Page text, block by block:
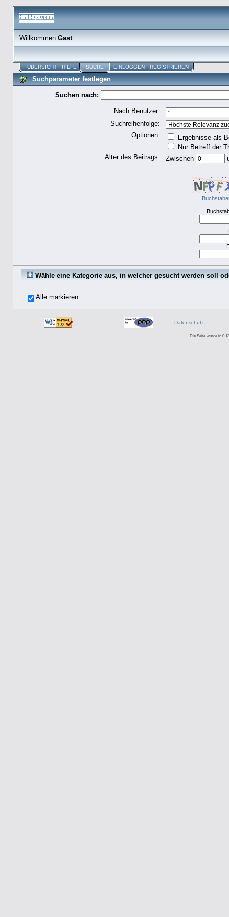
WillkommenGast
ÜBERSICHT HILFE SUCHE EINLOGGEN REGISTRIEREN
Suchparameter festlegen
Suchen nach:
Nach Benutzer:
Suchreihenfolge:
Optionen:
Ergebnisse als
Nur Betreff der
Alter des Beitrags:
Zwischen
Wähle eine Kategorie aus, in welcher gesucht werden soll
Alle markieren
Datenschutz
Die Seite wurde in